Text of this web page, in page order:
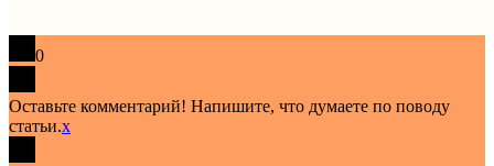
0
Оставьте комментарий! Напишите, что думаете по поводу
статьи.x